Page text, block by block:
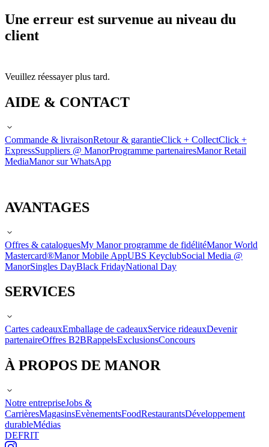
Une erreur est survenue au niveau du
client
Veuillez réessayer plus tard.
AIDE & CONTACT
Commande & livraisonRetour & garantieClick + CollectClick +
ExpressSuppliers @ ManorProgramme partenairesManor Retail
MediaManor sur WhatsApp
AVANTAGES
Offres & cataloguesMy Manor programme de fidélitéManor World
Mastercard®Manor Mobile AppUBS KeyclubSocial Media @
ManorSingles DayBlack FridayNational Day
SERVICES
Cartes cadeauxEmballage de cadeauxService rideauxDevenir
partenaireOffres B2BRappelsExclusionsConcours
À PROPOS DE MANOR
Notre entrepriseJobs &
CarrièresMagasinsEvènementsFoodRestaurantsDéveloppement
durableMédias
DEFRIT